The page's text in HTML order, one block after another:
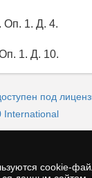
cookie-
Оп. 1. Д. 4.
1. Д. 10.
под
International